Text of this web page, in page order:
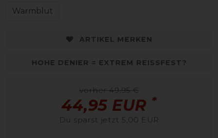
Warmblut
ARTIKEL MERKEN
HOHE DENIER = EXTREM REISSFEST?
vorher 49,95 €
44,95 EUR *
Du sparst jetzt 5,00 EUR